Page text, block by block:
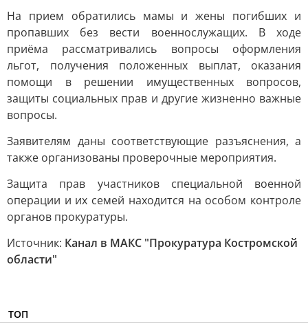
На прием обратились мамы и жены погибших и
пропавших без вести военнослужащих. В ходе
приёма рассматривались вопросы оформления
льгот, получения положенных выплат, оказания
помощи в решении имущественных вопросов,
защиты социальных прав и другие жизненно важные
вопросы.
Заявителям даны соответствующие разъяснения, а
также организованы проверочные мероприятия.
Защита прав участников специальной военной
операции и их семей находится на особом контроле
органов прокуратуры.
Источник: Канал в МАКС "Прокуратура Костромской
области"
ТОП